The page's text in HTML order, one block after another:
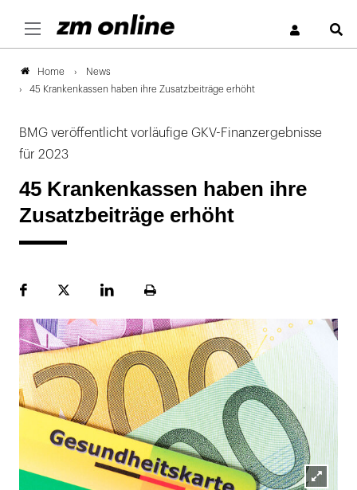
Home
News
45 Krankenkassen haben ihre Zusatzbeiträge erhöht
BMG veröffentlicht vorläufige GKV-Finanzergebnisse
für 2023
45 Krankenkassen haben ihre
Zusatzbeiträge erhöht
FacebookPlattformLinekdInSeite